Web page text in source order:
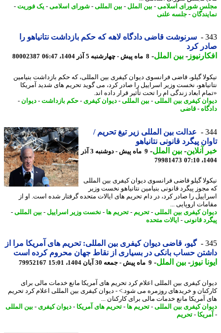
شورای اسلامی-بین الملل-بین المللی-شورای اسلامی-یک فوریت-
-جلسه علنی
سرنوشت قاضی دادگاه لاهه که حکم بازداشت نتانیاهو را
کرد
-بین الملل-8 ماه پیش - چهارشنبه 5 آذر 1404، 06:47 80002387
گیلو، قاضی فرانسوی دیوان کیفری بین المللی، که حکم بازداشت بنیامین
نخست وزیر اسراییل را صادر کرد، می گوید تحریم های شدید آمریکا
ابعاد زندگی ام را تحت تأثیر قرار داده اند.
کیفری بین المللی-بین المللی-دیوان کیفری- حکم بازداشت -دیوان-
-قاضی
عدالت بین المللی زیر تیغ تحریم /
پیگرد قانونی نتانیاهو
آنلاین-بین الملل-
9 ماه پیش - دوشنبه 3 آذر
79981473
گیلو قاضی فرانسوی دیوان کیفری بین المللی
پیگرد قانونی بنیامین نتانیاهو نخست وزیر
را صادر کرد، در دام تحریم های ایالات متحده گرفتار شده است. او از
اروپایی ...
کیفری بین المللی-تحریم- تحریم ها- نخست وزیر اسراییل -بین المللی-
قانونی-ایالات متحده
گیو، قاضی دیوان کیفری بین المللی: تحریم های آمریکا مرا از
حساب بانکی در بسیاری از نقاط جهان محروم کرده است
نیوز-بین الملل-9 ماه پیش - جمعه 30 آبان 1404، 15:01 79952167
کیفری بین المللی اعلام کرد تحریم های آمریکا مانع خدمات مالی برای
و خریدهای روزمره می شود.> - دیوان کیفری بین المللی اعلام کرد تحریم
آمریکا مانع خدمات مالی برای کارکنان ...
کیفری بین المللی-تحریم ها- تحریم های آمریکا- دیوان کیفری- بین المللی
- تحریم